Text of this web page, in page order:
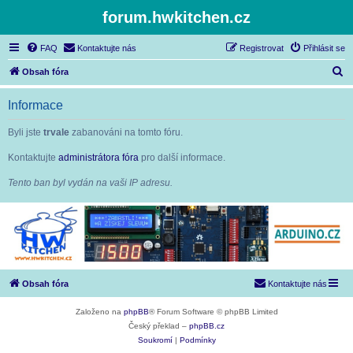
forum.hwkitchen.cz
FAQ Kontaktujte nás Přihlásit se
Registrovat
Obsah fóra
l
Informace
Byli jste trvale zabanováni na tomto fóru.
Kontaktujte administrátora fóra pro další informace.
Tento ban byl vydán na vaši IP adresu.
Obsah fóra Kontaktujte nás
Založeno na phpBB® Forum Software © phpBB Limited
Český překlad – phpBB.cz
Soukromí
Podmínky